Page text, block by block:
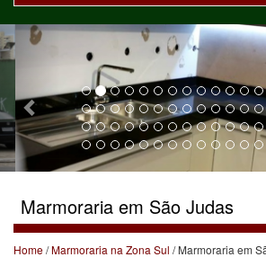
Previous
Marmoraria em São Judas
Home/Marmoraria na Zona Sul / Marmoraria em